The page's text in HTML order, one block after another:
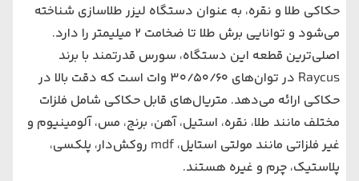
حکاکی طلا و نقره، به عنوان دستگاه لیزر طلاسازی شناخته
می‌شود و توانایی برش طلا تا ضخامت 2 میلیمتر را دارد.
اصلی‌ترین قطعه این دستگاه، سورس قدرتمند با برند
Raycus در توان‌های 30/50/60 وات است که دقت بالا در
حکاکی ارائه می‌دهد. متریال‌های قابل حکاکی شامل فلزات
مختلف مانند طلا، نقره، استیل، آهن، برنج، مس، آلومینیوم و
غیر فلزاتی مانند مولتی استایل، mdf روکش‌دار، پلکسی،
پلاستیک، چرم و غیره هستند.